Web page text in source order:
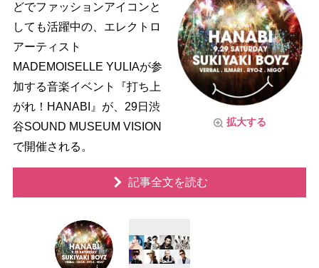
拡大する
どでファッションアイコンと
しても活躍中の、エレクトロ
アーティスト
MADEMOISELLE YULIAが参
加する音楽イベント『打ち上
がれ！HANABI』が、29日渋
谷SOUND MUSEUM VISION
で開催される。
記事全文を読む